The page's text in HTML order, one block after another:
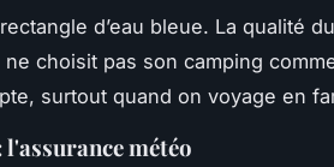
d’eau bleue. La qualité
choisit pas son camping
surtout quand on voyage en
météo